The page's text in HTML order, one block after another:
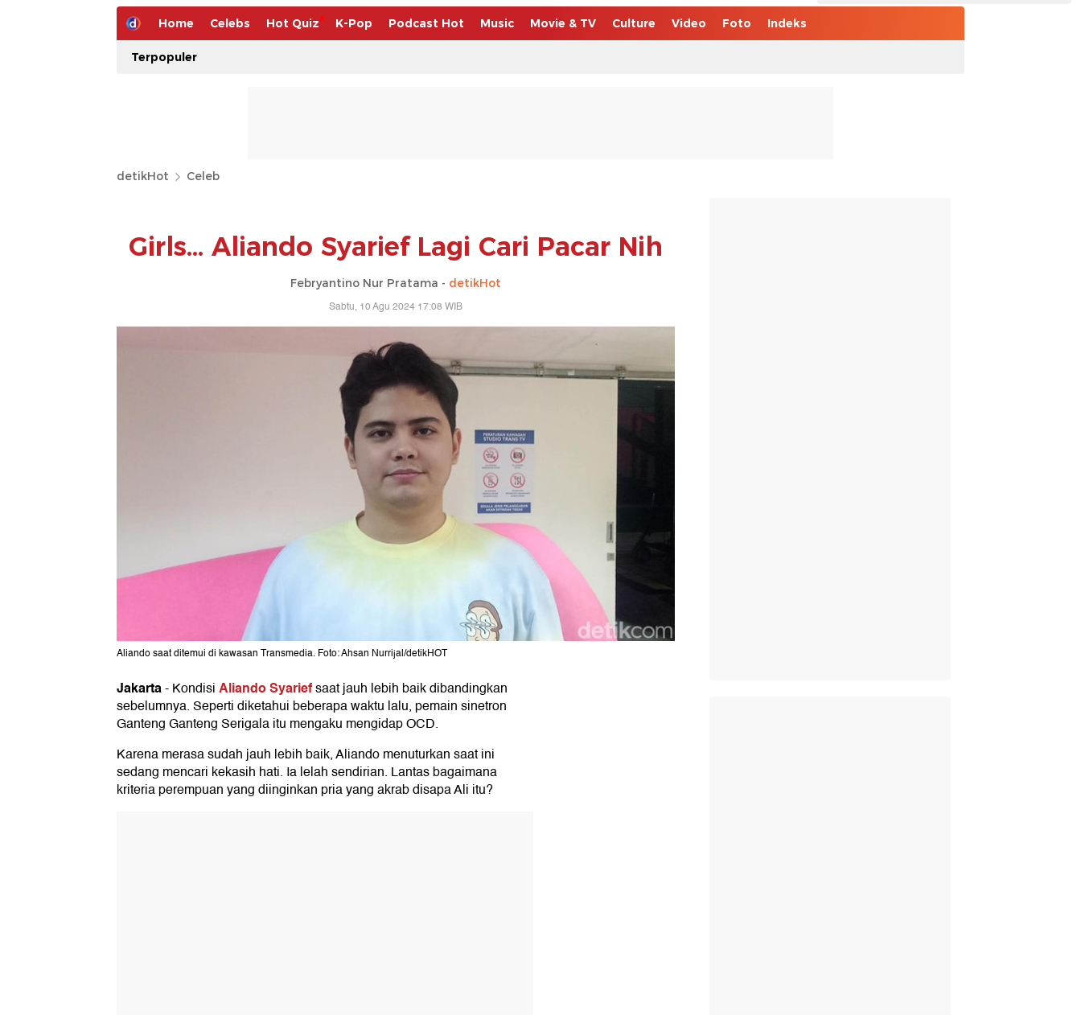
Home Celebs Hot Quiz K-Pop Podcast Hot Music Movie & TV Culture Video Foto Indeks
Terpopuler
detikHot Celeb
Girls... Aliando Syarief Lagi Cari Pacar Nih
Febryantino Nur Pratama - detikHot
Sabtu, 10 Agu 2024 17:08 WIB
Aliando saat ditemui di kawasan Transmedia. Foto: Ahsan Nurrijal/detikHOT
Jakarta-KondisiAliando Syariefsaat jauh lebih baik dibandingkan
sebelumnya. Seperti diketahui beberapa waktu lalu, pemain sinetron
Ganteng Ganteng Serigala itu mengaku mengidap OCD.
Karena merasa sudah jauh lebih baik, Aliando menuturkan saat ini
sedang mencari kekasih hati. Ia lelah sendirian. Lantas bagaimana
kriteria perempuan yang diinginkan pria yang akrab disapa Ali itu?